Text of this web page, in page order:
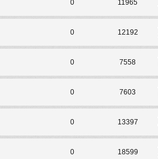
0 11965
0 12192
0 7558
0 7603
0 13397
0 18599